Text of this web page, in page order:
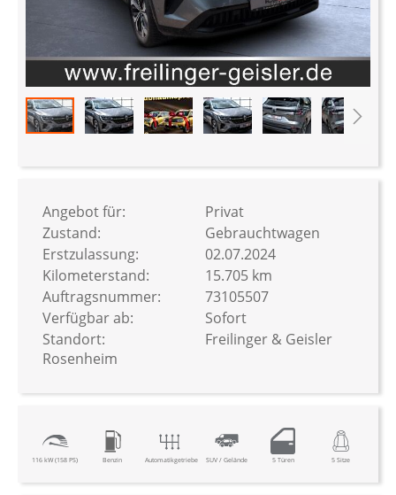
Anfang
Bildergalerie
springen
116 kW (158 PS) Benzin Automatikgetriebe SUV / Gelände 5 Türen 5 Sitze
Angebot für:
Privat
Zustand:
Gebrauchtwagen
Erstzulassung:
02.07.2024
Kilometerstand:
15.705 km
Auftragsnummer:
73105507
Verfügbar ab:
Sofort
Standort:
Freilinger & Geisler
Rosenheim